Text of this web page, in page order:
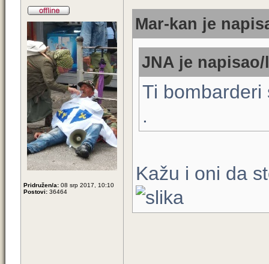
Pridružen/a: 08 srp 2017, 10:10
Postovi: 36464
Mar-kan je
JNA je napisao/
Ti bombarderi
.
Kažu i oni da